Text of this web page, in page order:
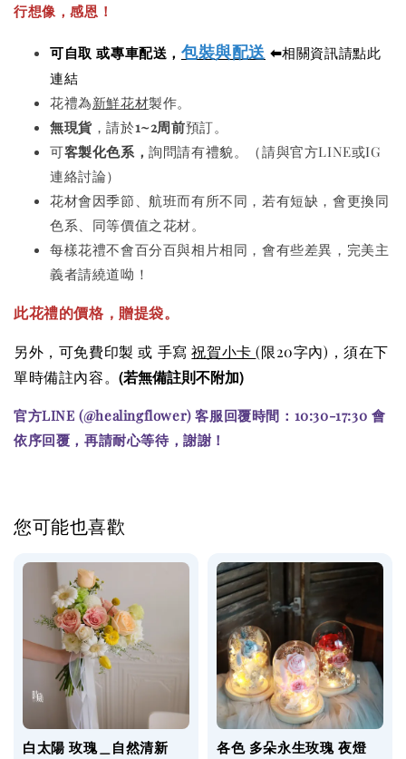
行想像，感恩！
可自取 或專車配送， 包裝與配送 ⬅相關資訊請點此
連結
花禮為新鮮花材製作。
無現貨，請於1~2周前預訂。
可客製化色系，詢問請有禮貌。（請與官方LINE或IG
連絡討論）
花材會因季節、航班而有所不同，若有短缺，會更換同
色系、同等價值之花材。
每樣花禮不會百分百與相片相同，會有些差異，完美主
義者請繞道呦！
此花禮的價格 ，贈提袋。
另外，可免費印製 或 手寫祝賀小卡(限20字內) ，須在下
單時備註內容。(若無備註則不附加)
官方LINE (@healingflower) 客服回覆時間：10:30-17:30 會
依序回覆，再請耐心等待，謝謝！
您可能也喜歡
白太陽 玫瑰＿自然清新
各色 多朵永生玫瑰 夜燈